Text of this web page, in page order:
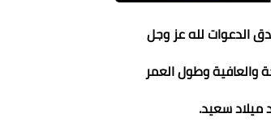
الدعوات لله عز وجل
والعافية وطول العمر
ميلاد سعيد.